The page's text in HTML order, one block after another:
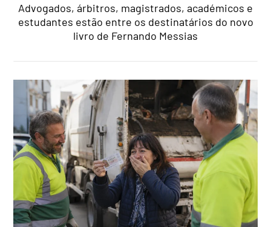
Advogados, árbitros, magistrados, académicos e
estudantes estão entre os destinatários do novo
livro de Fernando Messias